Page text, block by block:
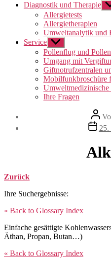
Diagnostik und Therapie
Allergietests
Allergietherapien
Umweltanalytik und
Service Untermenü
anzeigen
Pollenflug und
Umgang mit
Giftnotrufzentralen
Mobilfunkbroschüre
Ihre Fragen
25.
Zurück
Ihre Suchergebnisse:
« Back to Glossary Index
Einfache gesättigte
Äthan, Propan, Butan…)
« Back to Glossary Index